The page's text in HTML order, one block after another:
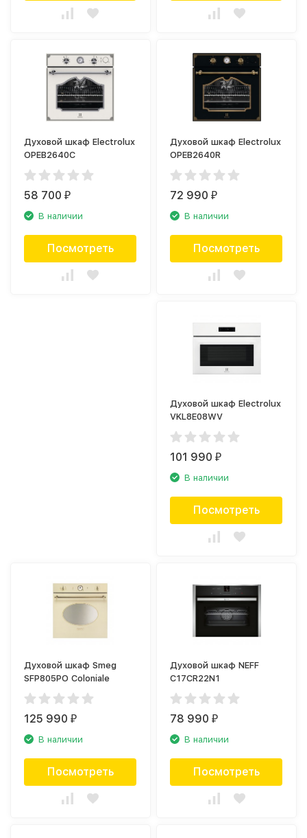
Духовой шкаф Electrolux
OPEB2640C
58 700₽
В наличии
Посмотреть
Духовой шкаф Electrolux
OPEB2640R
72 990₽
В наличии
Посмотреть
Духовой шкаф Electrolux
VKL8E08WV
101 990₽
В наличии
Посмотреть
Духовой шкаф Smeg
SFP805PO Coloniale
125 990₽
В наличии
Посмотреть
Духовой шкаф NEFF
C17CR22N1
78 990₽
В наличии
Посмотреть